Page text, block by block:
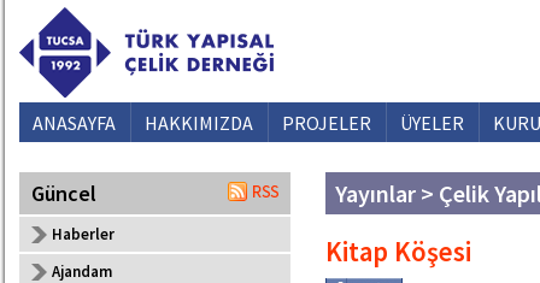
ANASAYFA HAKKIMIZDA PROJELER ÜYELER
Güncel
Haberler
Ajandam
Yayınlar > Çelik
Kitap Köşesi